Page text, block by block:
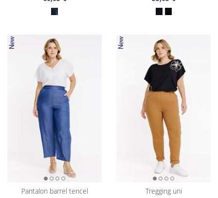
pantalon barrel tencel
tregging uni